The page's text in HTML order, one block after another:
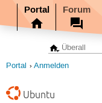
Portal Forum
Portal Anmelden
Ubuntu